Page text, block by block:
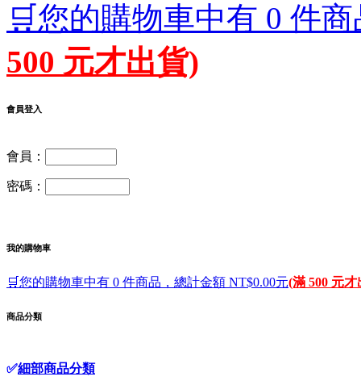
🛒您的購物車中有 0 件
500 元才出貨)
會員登入
會員：
密碼：
我的購物車
🛒您的購物車中有 0 件商品，總計金額 NT$0.00元(滿 500 元才
商品分類
✅細部商品分類